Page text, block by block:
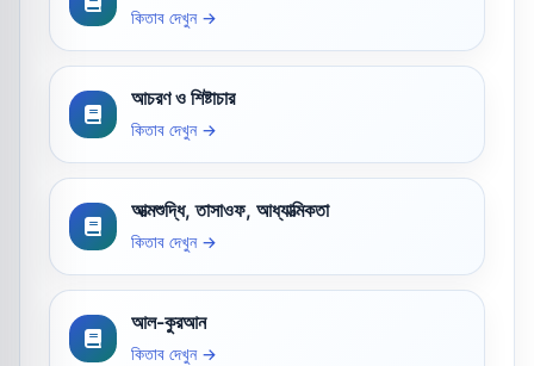
কিতাব দেখুন →
আচরণ ও শিষ্টাচার
কিতাব দেখুন →
আত্মশুদ্ধি, তাসাওফ, আধ্যাত্মিকতা
কিতাব দেখুন →
আল-কুরআন
কিতাব দেখুন →